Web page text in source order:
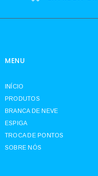
MENU
INÍCIO
PRODUTOS
BRANCA DE NEVE
ESPIGA
TROCA DE PONTOS
SOBRE NÓS